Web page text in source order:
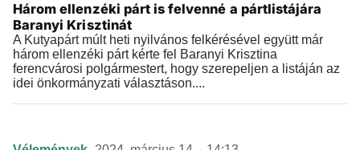
Három ellenzéki párt is felvenné a pártlistájára
Baranyi Krisztinát
A Kutyapárt múlt heti nyilvános felkérésével együtt már
három ellenzéki párt kérte fel Baranyi Krisztina
ferencvárosi polgármestert, hogy szerepeljen a listáján az
idei önkormányzati választáson....